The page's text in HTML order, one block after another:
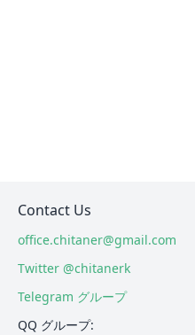
Contact Us
office.chitaner@gmail.com
Twitter @chitanerk
Telegram グループ
QQ グループ: